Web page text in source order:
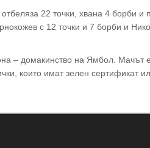
22 точки, хвана 4 борби
с 12 точки и 7 борби и
– домакинство на Ямбол. Мачът
които имат зелен сертификат